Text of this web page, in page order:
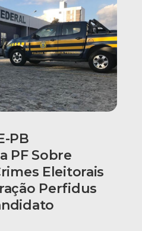
PB
PF Sobre
Eleitorais
Perfidus